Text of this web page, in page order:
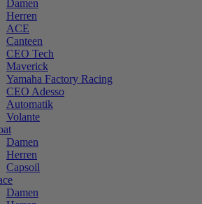
Damen
Herren
ACE
Canteen
CEO Tech
Maverick
Yamaha Factory Racing
CEO Adesso
Automatik
Volante
Damen
Herren
Capsoil
Damen